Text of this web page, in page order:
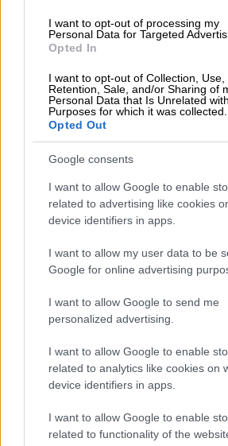
I want to opt-out of processing my
Personal Data for Targeted
Opted In
I want to opt-out of Collection, Use,
Retention, Sale, and/or Sharing of
Personal Data that Is Unrelated
Purposes for which it was collected.
Opted Out
Google consents
I want to allow Google to enable
related to advertising like cookies
device identifiers in apps.
I want to allow my user data to be
Google for online advertising
I want to allow Google to send me
personalized advertising.
I want to allow Google to enable
related to analytics like cookies on
device identifiers in apps.
I want to allow Google to enable
related to functionality of the
Ελλάδα|07.02.2020 12:53
Κοζάνη: Ετοιμάζουν
Χατζηδάκη, Γεωργιάδη,
Σε αναβρασμό η «ενεργειακή
χώρας αναμένει τις
ανακοινώσεις για την
περιοχή μετά την
Οικονομία|22.08.2019 16:57